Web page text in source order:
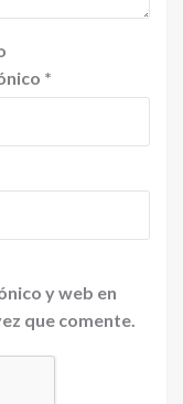
*
y web en
que comente.